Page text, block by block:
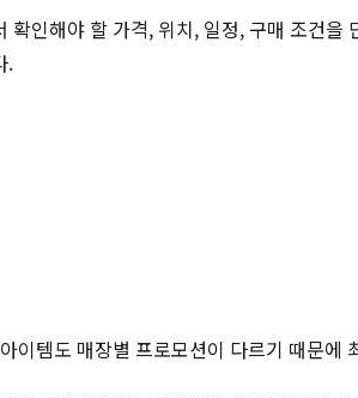
인해야 할 가격, 위치, 일정, 구매 조건
.
템도 매장별 프로모션이 다르기 때문